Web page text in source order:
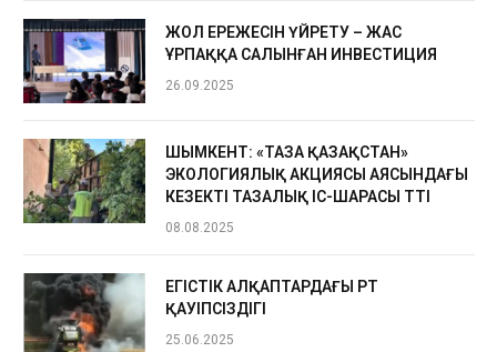
ЖОЛ ЕРЕЖЕСІН ҮЙРЕТУ – ЖАС
ҰРПАҚҚА САЛЫНҒАН ИНВЕСТИЦИЯ
26.09.2025
ШЫМКЕНТ: «ТАЗА ҚАЗАҚСТАН»
ЭКОЛОГИЯЛЫҚ АКЦИЯСЫ АЯСЫНДАҒЫ
КЕЗЕКТІ ТАЗАЛЫҚ ІС-ШАРАСЫ ӨТТІ
08.08.2025
ЕГІСТІК АЛҚАПТАРДАҒЫ ӨРТ
ҚАУІПСІЗДІГІ
25.06.2025